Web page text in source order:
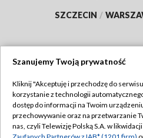
SZCZECIN /
Abonament TVP
Emisja w TVP
Szanujemy Twoją prywatność
Kliknij "Akceptuję i przechodzę do
korzystanie z technologii
dostęp do informacji na Twoim
przechowywanie oraz na przetwarzanie
nas, czyli Telewizję Polską S.A. w